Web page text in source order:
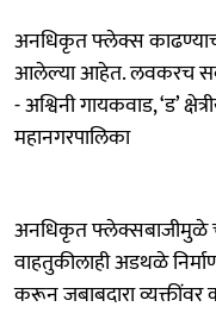
अनधिकृत फ्लेक्स
आलेल्या आहेत. लवकरच
- अश्विनी गायकवाड, ‘ड’
महानगरपालिका
अनधिकृत फ्लेक्सबाजीमुळे
वाहतुकीलाही अडथळे
करून जबाबदारा